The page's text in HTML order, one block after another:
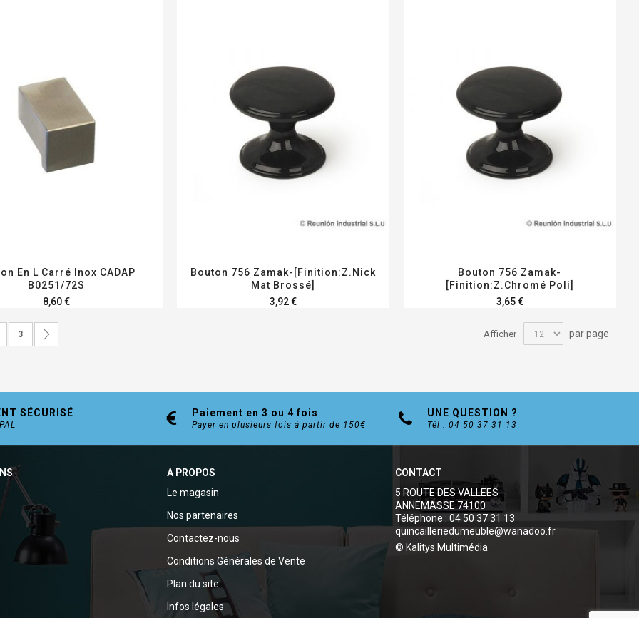
En L Carré Inox CADAP
B0251/72S
8,60 €
Bouton 756 Zamak-[Finition:Z.Nick
Mat Brossé]
3,92 €
Bouton 756 Zamak-
[Finition:Z.Chromé Poli]
3,65 €
actuellement la page
Page
3 Afficher par page
SÉCURISÉ Paiement en 3 ou 4 fois
Payer en plusieurs fois à partir de 150€
UNE QUESTION ?
Tél : 04 50 37 31 13
A PROPOS
Le magasin
Nos partenaires
Contactez-nous
Conditions Générales de Vente
Plan du site
Infos légales
CONTACT
5 ROUTE DES VALLEES
ANNEMASSE 74100
Téléphone : 04 50 37 31 13
quincailleriedumeuble@wanadoo.fr
© Kalitys Multimédia